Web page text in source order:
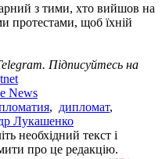
з тими, хто вийшов на
протестами, щоб їхній
Підписуйтесь на
News
, дипломат,
Лукашенко
необхідний текст і
про це редакцію.